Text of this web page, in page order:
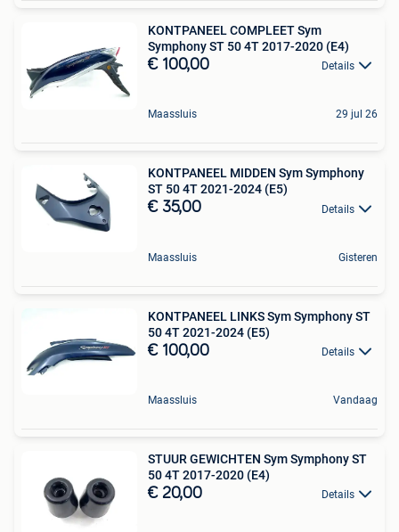
KONTPANEEL COMPLEET Sym
Symphony ST 50 4T 2017-2020 (E4)
€ 100,00 Details
Maassluis 29 jul 26
KONTPANEEL MIDDEN Sym Symphony
ST 50 4T 2021-2024 (E5)
€ 35,00 Details
Maassluis Gisteren
KONTPANEEL LINKS Sym Symphony ST
50 4T 2021-2024 (E5)
€ 100,00 Details
Maassluis Vandaag
STUUR GEWICHTEN Sym Symphony ST
50 4T 2017-2020 (E4)
€ 20,00 Details